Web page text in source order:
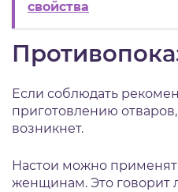
свойства
Если соблюдать
приготовлению
возникнет.
Настои можно
женщинам. Это говорит